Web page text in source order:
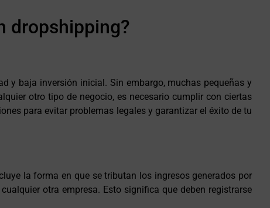
dropshipping?
y baja inversión inicial. Sin embargo, muchas pequeñas y
otro tipo de negocio, es necesario cumplir con ciertas
para evitar problemas legales y garantizar el éxito de tu
la forma en que se tributan los ingresos generados por
otra empresa. Esto significa que deben registrarse